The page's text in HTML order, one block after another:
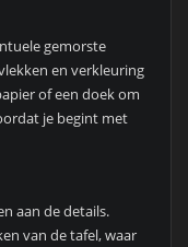
gemorste
en verkleuring
of een doek om
je begint met
aan de details.
van de tafel, waar